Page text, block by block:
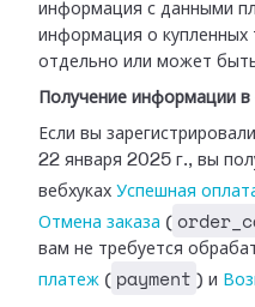
информация с данными
информация о
отдельно или может
Получение информации
Если вы
22 января 2025 г., вы
вебхуках Успешная
Отмена заказа (
вам не требуется
платеж ( payment ) и